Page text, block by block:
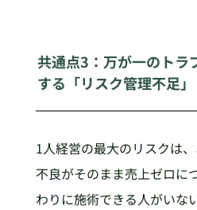
共通点3：万が一のトラ
する「リスク管理不足」
1人経営の最大のリスクは
不良がそのまま売上ゼロに
わりに施術できる人がいな